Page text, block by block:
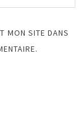
MON SITE DANS